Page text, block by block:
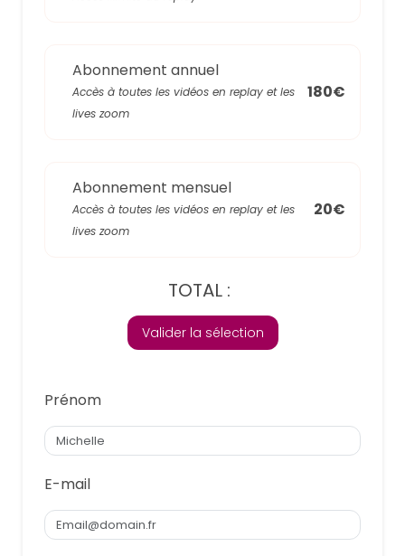
Abonnement annuel
Accès à toutes les vidéos en replay et les
lives zoom
180€
Abonnement mensuel
Accès à toutes les vidéos en replay et les
lives zoom
20€
TOTAL :
Valider la sélection
Prénom
E-mail